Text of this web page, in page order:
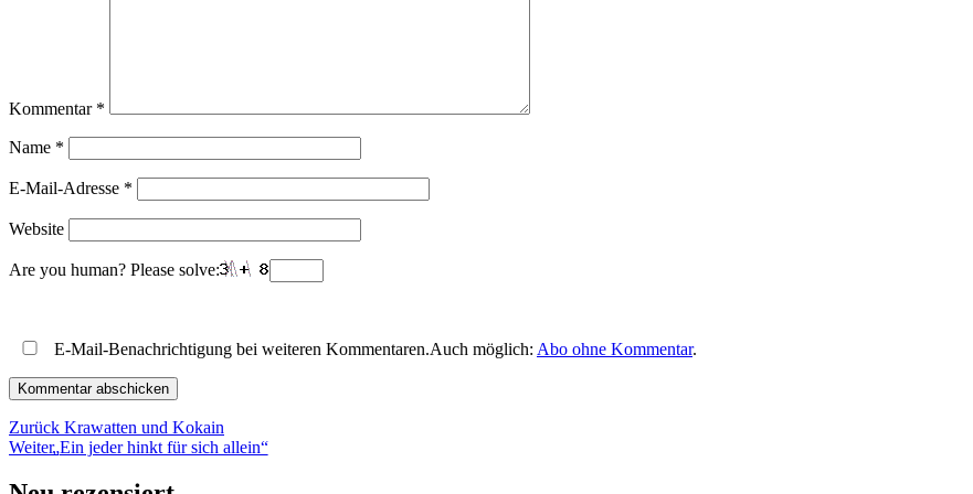
Kommentar *
Name *
E-Mail-Adresse *
Website
Are you human? Please solve:
E-Mail-Benachrichtigung bei weiteren Kommentaren.Auch möglich: Abo ohne Kommentar.
Beitragsnavigation
Zurück Vorheriger
Beitrag:
Krawatten und Kokain
Weiter Nächster
„Ein jeder hinkt für sich allein“